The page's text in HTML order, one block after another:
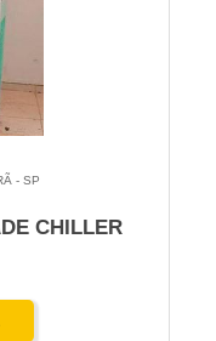
- SP
CHILLER